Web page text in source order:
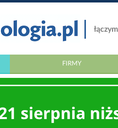
FIRMY